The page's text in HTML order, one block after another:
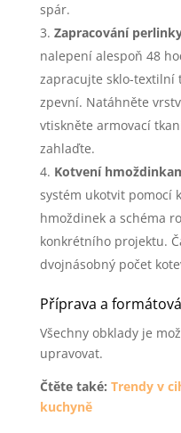
spár.
Zapracování
nalepení alespoň 48
zapracujte sklo-textilní
zpevní. Natáhněte
vtiskněte armovací
zahlaďte.
Kotvení
systém ukotvit pomocí
hmoždinek a schéma
konkrétního projektu.
dvojnásobný počet
Příprava a
Všechny obklady je
upravovat.
Čtěte také: Trendy v
kuchyně